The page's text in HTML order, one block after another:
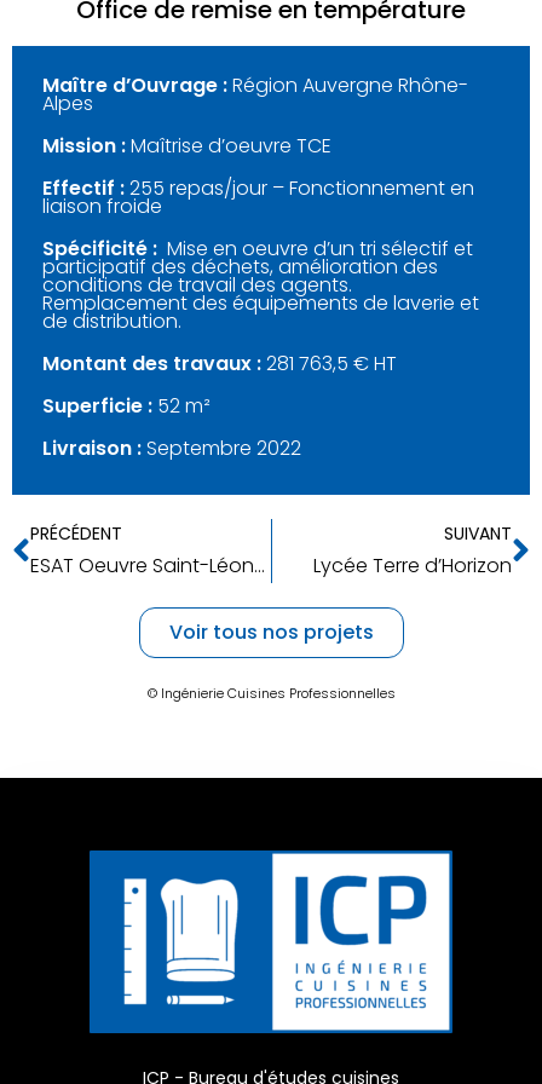
Office de remise en température
Maître d’Ouvrage :Région Auvergne Rhône-
Alpes
Mission :Maîtrise d’oeuvre TCE
Effectif :255 repas/jour – Fonctionnement en
liaison froide
Spécificité : Mise en oeuvre d’un tri sélectif et
participatif des déchets, amélioration des
conditions de travail des agents.
Remplacement des équipements de laverie et
de distribution.
Montant des travaux :281 763,5 € HT
Superficie : 52 m²
Livraison :Septembre 2022
PRÉCÉDENT
ESAT Oeuvre Saint-Léonard
SUIVANT
Lycée Terre d’Horizon
Voir tous nos projets
© Ingénierie Cuisines Professionnelles
ICP - Bureau d'études cuisines